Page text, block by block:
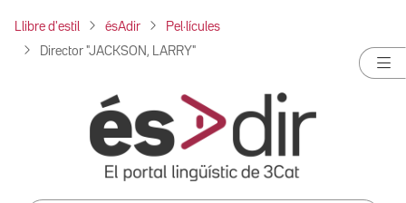
Llibre d'estil ésAdir Pel·lícules
Director "JACKSON, LARRY"